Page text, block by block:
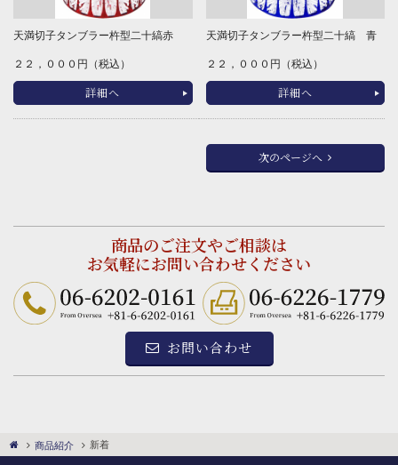
商品紹介 新着
天満切子タンブラー杵型二十縞赤
２２，０００円（税込）
詳細へ
天満切子タンブラー杵型二十縞 青
２２，０００円（税込）
詳細へ
次のページへ
商品のご注文やご相談は
お気軽にお問い合わせください
お問い合わせ